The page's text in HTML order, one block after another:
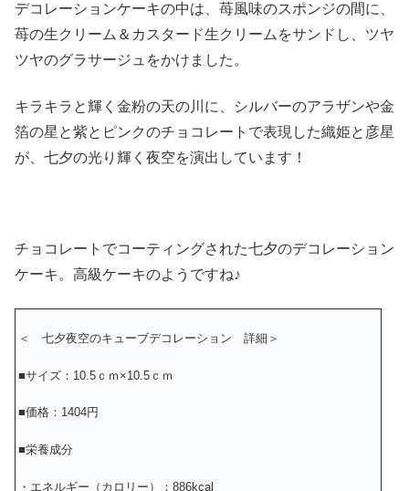
デコレーションケーキの中は、苺風味のスポンジの間に、
苺の生クリーム＆カスタード生クリームをサンドし、ツヤ
ツヤのグラサージュをかけました。
キラキラと輝く金粉の天の川に、シルバーのアラザンや金
箔の星と紫とピンクのチョコレートで表現した織姫と彦星
が、七夕の光り輝く夜空を演出しています！
チョコレートでコーティングされた七夕のデコレーション
ケーキ。高級ケーキのようですね♪
＜ 七夕夜空のキューブデコレーション 詳細＞
■サイズ：10.5ｃｍ×10.5ｃｍ
■価格：1404円
■栄養成分
・エネルギー（カロリー）：886kcal